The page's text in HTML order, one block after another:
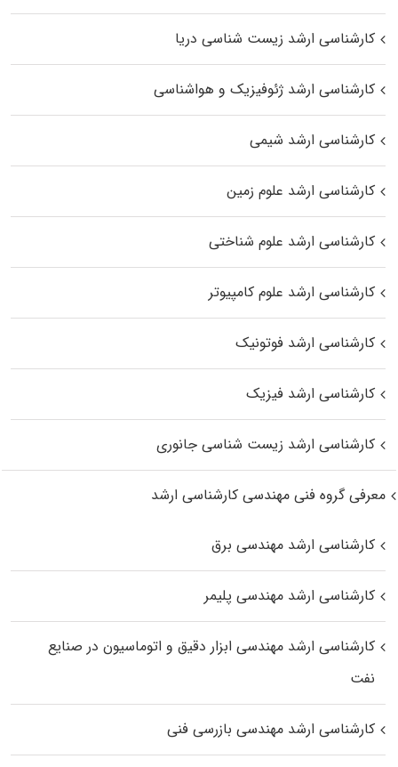
کارشناسی ارشد زیست‌ شناسی دریا
کارشناسی ارشد ژئوفیزیک و هواشناسی
کارشناسی ارشد شیمی
کارشناسی ارشد علوم زمین
کارشناسی ارشد علوم شناختی
کارشناسی ارشد علوم کامپیوتر
کارشناسی ارشد فوتونیک
کارشناسی ارشد فیزیک
کارشناسی ارشد زیست‌ شناسی جانوری
معرفی گروه فنی مهندسی کارشناسی ارشد
کارشناسی ارشد مهندسی برق
کارشناسی ارشد مهندسی پلیمر
کارشناسی ارشد مهندسی ابزار دقیق و اتوماسیون در صنایع
نفت
کارشناسی ارشد مهندسی بازرسی فنی